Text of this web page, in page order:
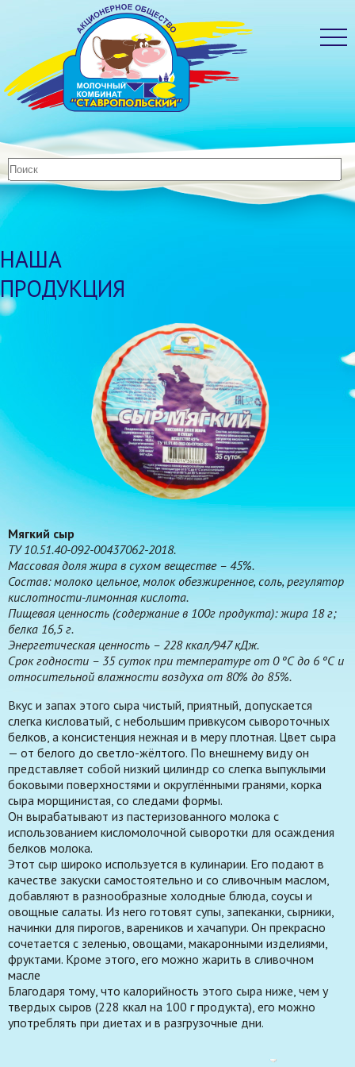
НАША
ПРОДУКЦИЯ
Мягкий сыр
ТУ 10.51.40-092-00437062-2018.
Массовая доля жира в сухом веществе – 45%.
Состав: молоко цельное, молок обезжиренное, соль, регулятор
кислотности-лимонная кислота.
Пищевая ценность (содержание в 100г продукта): жира 18 г;
белка 16,5 г.
Энергетическая ценность – 228 ккал/947 кДж.
Срок годности – 35 суток при температуре от 0 ºС до 6 ºС и
относительной влажности воздуха от 80% до 85%.
Вкус и запах этого сыра чистый, приятный, допускается
слегка кисловатый, с небольшим привкусом сывороточных
белков, а консистенция нежная и в меру плотная. Цвет сыра
— от белого до светло-жёлтого. По внешнему виду он
представляет собой низкий цилиндр со слегка выпуклыми
боковыми поверхностями и округлёнными гранями, корка
сыра морщинистая, со следами формы.
Он вырабатывают из пастеризованного молока с
использованием кисломолочной сыворотки для осаждения
белков молока.
Этот сыр широко используется в кулинарии. Его подают в
качестве закуски самостоятельно и со сливочным маслом,
добавляют в разнообразные холодные блюда, соусы и
овощные салаты. Из него готовят супы, запеканки, сырники,
начинки для пирогов, вареников и хачапури. Он прекрасно
сочетается с зеленью, овощами, макаронными изделиями,
фруктами. Кроме этого, его можно жарить в сливочном
масле
Благодаря тому, что калорийность этого сыра ниже, чем у
твердых сыров (228 ккал на 100 г продукта), его можно
употреблять при диетах и в разгрузочные дни.